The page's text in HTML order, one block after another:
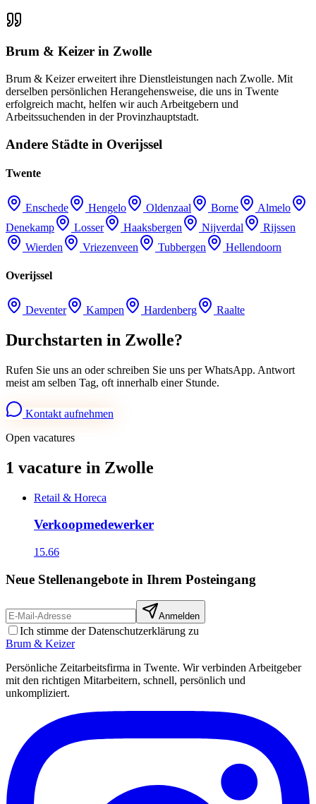
Brum & Keizer in Zwolle
Brum & Keizer erweitert ihre Dienstleistungen nach Zwolle. Mit
derselben persönlichen Herangehensweise, die uns in Twente
erfolgreich macht, helfen wir auch Arbeitgebern und
Arbeitssuchenden in der Provinzhauptstadt.
Andere Städte in Overijssel
Twente
Enschede Hengelo Oldenzaal Borne
Almelo
Denekamp
Losser Haaksbergen Nijverdal
Rijssen
Wierden
Vriezenveen Tubbergen Hellendoorn
Overijssel
Deventer Kampen Hardenberg Raalte
Durchstarten in Zwolle?
Rufen Sie uns an oder schreiben Sie uns per WhatsApp. Antwort
meist am selben Tag, oft innerhalb einer Stunde.
Kontakt aufnehmen
Open vacatures
1 vacature in Zwolle
Retail & Horeca
Verkoopmedewerker
15.66
Neue Stellenangebote in Ihrem Posteingang
Anmelden
Ich stimme der Datenschutzerklärung zu
Brum & Keizer
Persönliche Zeitarbeitsfirma in Twente. Wir verbinden Arbeitgeber
mit den richtigen Mitarbeitern, schnell, persönlich und
unkompliziert.